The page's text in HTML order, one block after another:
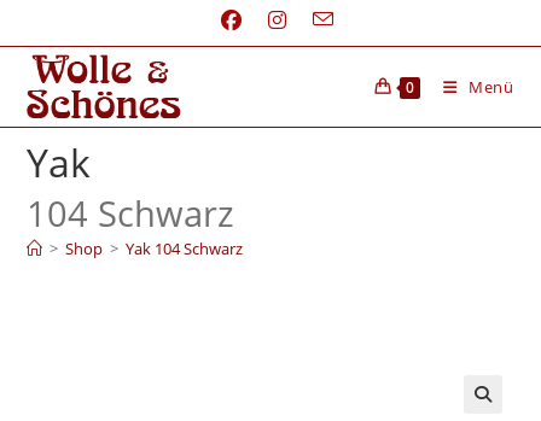
0 Menü
Yak
104 Schwarz
> Shop > Yak 104 Schwarz